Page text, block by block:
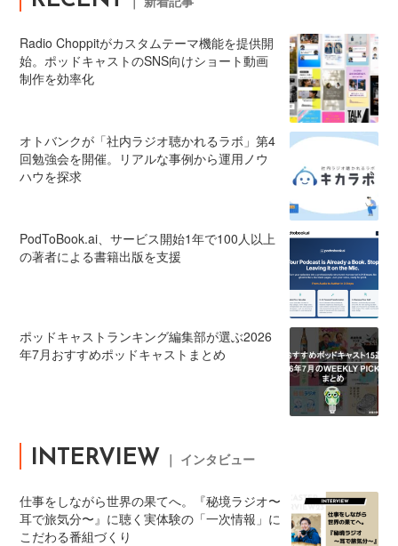
｜ 新着記事
Radio Choppitがカスタムテーマ機能を提供開
始。ポッドキャストのSNS向けショート動画
制作を効率化
オトバンクが「社内ラジオ聴かれるラボ」第4
回勉強会を開催。リアルな事例から運用ノウ
ハウを探求
PodToBook.ai、サービス開始1年で100人以上
の著者による書籍出版を支援
ポッドキャストランキング編集部が選ぶ2026
年7月おすすめポッドキャストまとめ
INTERVIEW ｜ インタビュー
仕事をしながら世界の果てへ。『秘境ラジオ〜
耳で旅気分〜』に聴く実体験の「一次情報」に
こだわる番組づくり